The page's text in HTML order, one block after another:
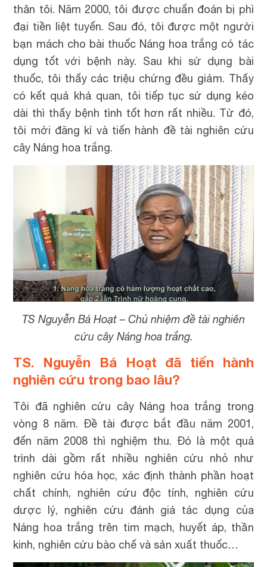
thân tôi. Năm 2000, tôi được chuẩn đoán bị phì
đại tiền liệt tuyến. Sau đó, tôi được một người
bạn mách cho bài thuốc Náng hoa trắng có tác
dụng tốt với bệnh này. Sau khi sử dụng bài
thuốc, tôi thấy các triệu chứng đều giảm. Thấy
có kết quả khả quan, tôi tiếp tục sử dụng kéo
dài thì thấy bệnh tình tốt hơn rất nhiều. Từ đó,
tôi mới đăng kí và tiến hành đề tài nghiên cứu
cây Náng hoa trắng.
TS Nguyễn Bá Hoạt – Chủ nhiệm đề tài nghiên
cứu cây Náng hoa trắng.
TS. Nguyễn Bá Hoạt đã tiến hành
nghiên cứu trong bao lâu?
Tôi đã nghiên cứu cây Náng hoa trắng trong
vòng 8 năm. Đề tài được bắt đầu năm 2001,
đến năm 2008 thì nghiệm thu. Đó là một quá
trình dài gồm rất nhiều nghiên cứu nhỏ như
nghiên cứu hóa học, xác định thành phần hoạt
chất chính, nghiên cứu độc tính, nghiên cứu
dược lý, nghiên cứu đánh giá tác dụng của
Náng hoa trắng trên tim mạch, huyết áp, thần
kinh, nghiên cứu bào chế và sản xuất thuốc…